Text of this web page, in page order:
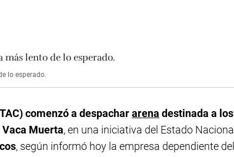
lo esperado.
comenzó a despachararena destinada a los
Muerta, en una iniciativa del Estado Nacional
, según informó hoy la empresa dependiente del